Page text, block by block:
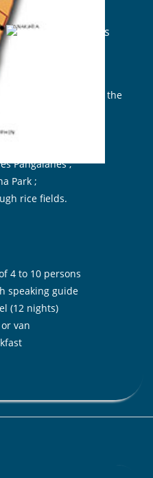
of Highlands
farming and culture of the
Fianarantsoa to
Pangalanes ;
Park ;
rice fields.
4 to 10 persons
speaking guide
(12 nights)
van